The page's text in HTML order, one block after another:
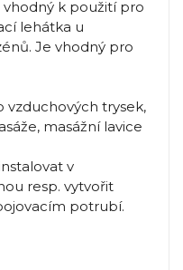
vhodný k použití pro
lehátka u
Je vhodný pro
trysek,
masážní lavice
v
resp. vytvořit
potrubí.